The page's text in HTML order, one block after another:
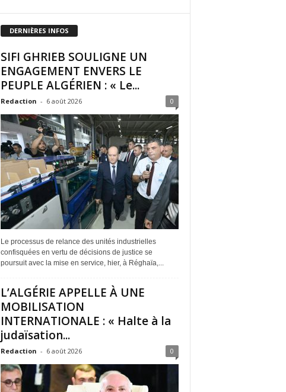
DERNIÈRES INFOS
SIFI GHRIEB SOULIGNE UN
ENGAGEMENT ENVERS LE
PEUPLE ALGÉRIEN : « Le...
Redaction - 6 août 2026 0
Le processus de relance des unités industrielles
confisquées en vertu de décisions de justice se
poursuit avec la mise en service, hier, à Réghaïa,...
L’ALGÉRIE APPELLE À UNE
MOBILISATION
INTERNATIONALE : « Halte à la
judaïsation...
Redaction - 6 août 2026 0